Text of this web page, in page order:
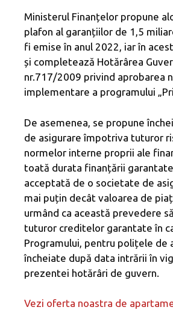
Ministerul Finanțelor propune
plafon al garanțiilor de 1,5
fi emise în anul 2022, iar în
și completează Hotărârea
nr.717/2009 privind aprobarea
implementare a programului
De asemenea, se propune
de asigurare împotriva tuturor
normelor interne proprii ale
toată durata finanțării
acceptată de o societate de
mai puțin decât valoarea de
urmând ca această prevedere
tuturor creditelor garantate în
Programului, pentru polițele de
încheiate după data intrării în
prezentei hotărâri de guvern.
Vezi oferta noastra de